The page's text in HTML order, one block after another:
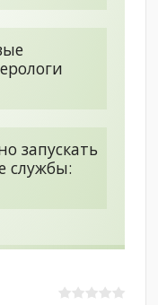
запускать
службы: